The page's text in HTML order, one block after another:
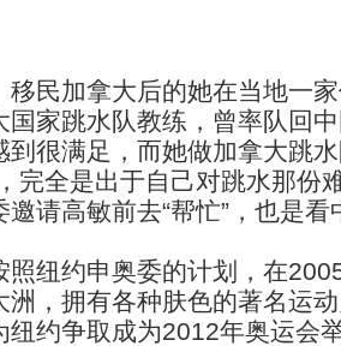
移民加拿大后的她在当地一
国家跳水队教练，曾率队回
到很满足，而她做加拿大跳
完全是出于自己对跳水那份
邀请高敏前去“帮忙”，也是
约申奥委的计划，在2005
洲，拥有各种肤色的著名运
纽约争取成为2012年奥运会